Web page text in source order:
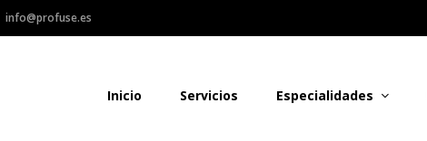
info@profuse.es
Audiovisual
Inicio Servicios Especialidades